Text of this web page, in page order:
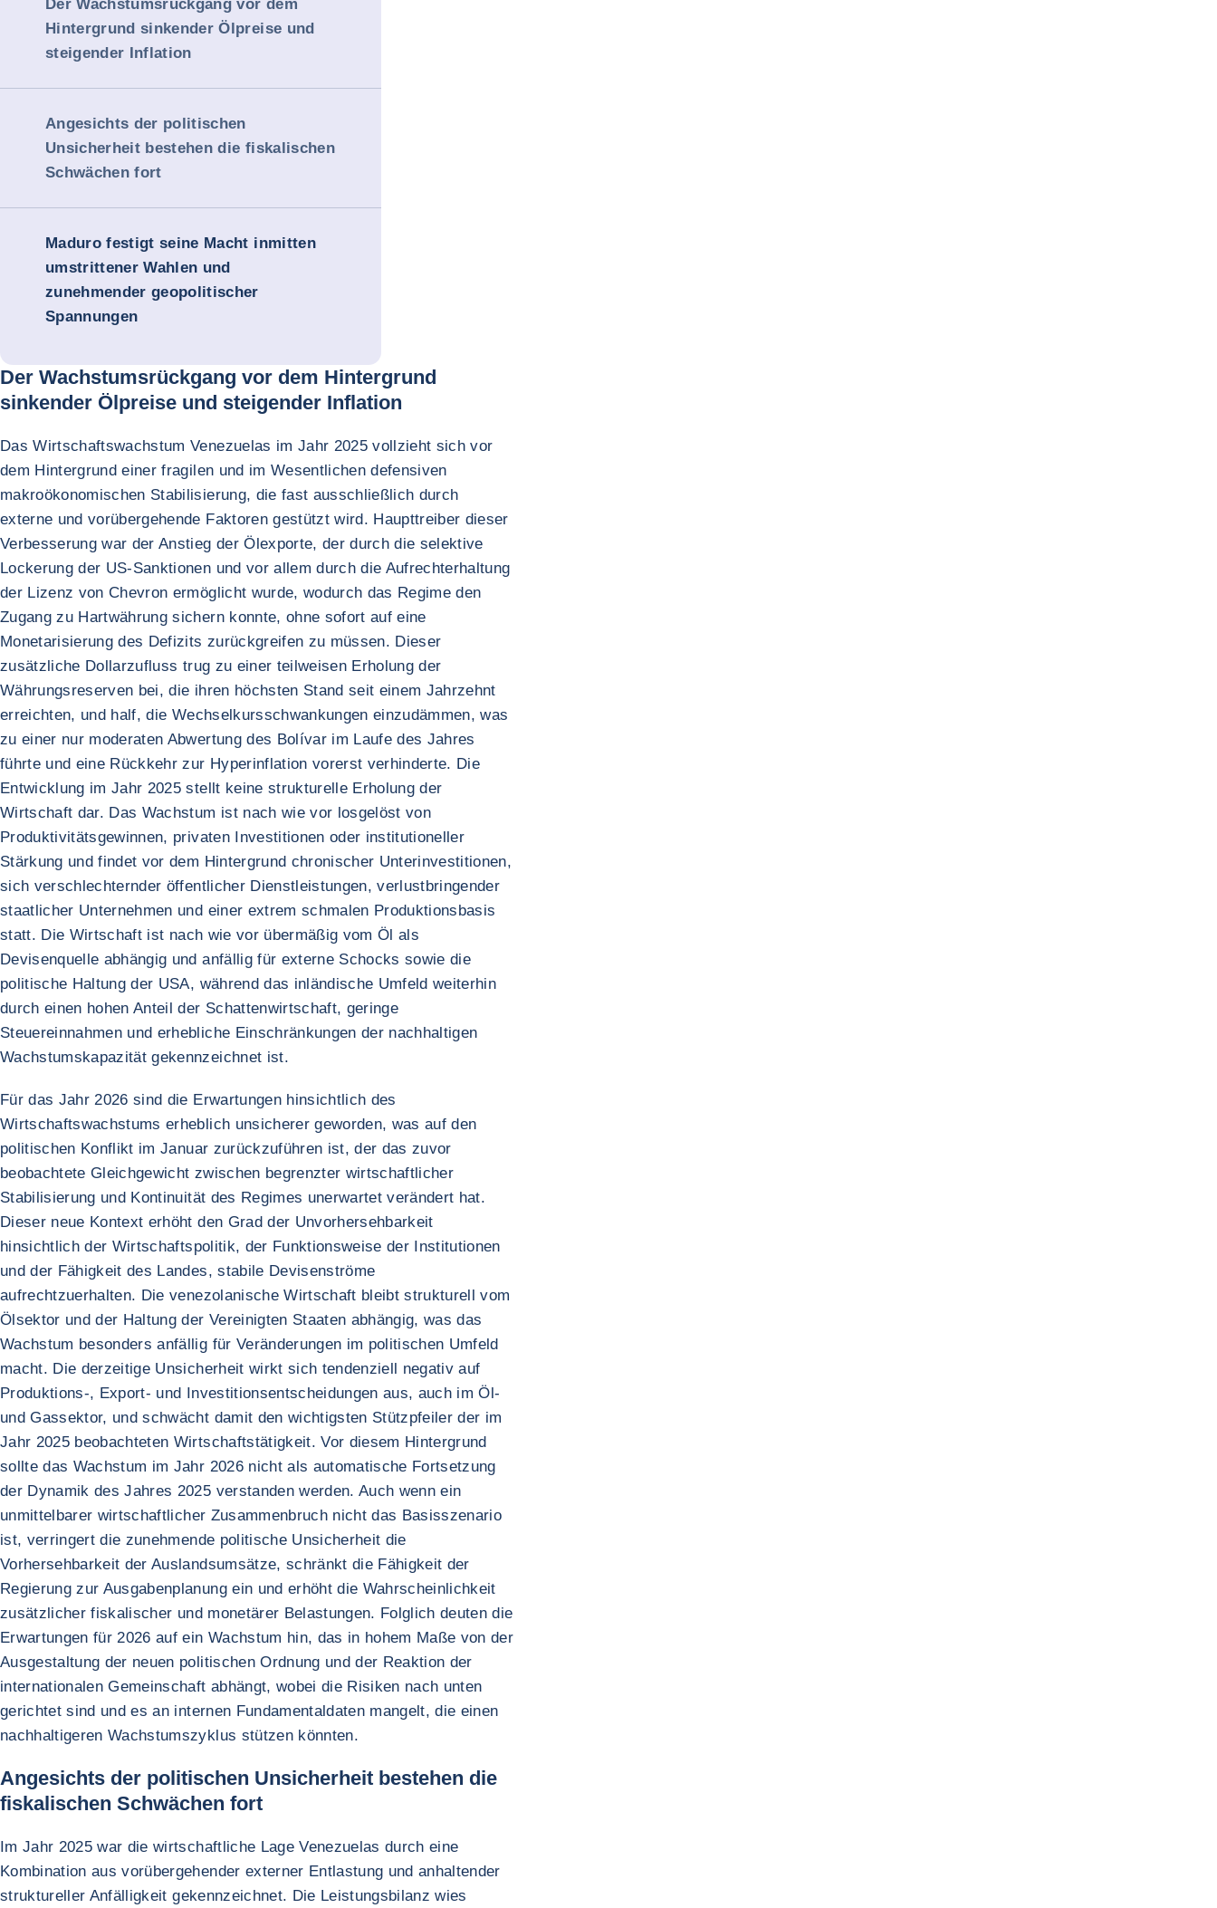
Der Wachstumsrückgang vor dem
Hintergrund sinkender Ölpreise und
steigender Inflation
Angesichts der politischen
Unsicherheit bestehen die fiskalischen
Schwächen fort
Maduro festigt seine Macht inmitten
umstrittener Wahlen und
zunehmender geopolitischer
Spannungen
Der Wachstumsrückgang vor dem Hintergrund
sinkender Ölpreise und steigender Inflation
Das Wirtschaftswachstum Venezuelas im Jahr 2025 vollzieht sich vor
dem Hintergrund einer fragilen und im Wesentlichen defensiven
makroökonomischen Stabilisierung, die fast ausschließlich durch
externe und vorübergehende Faktoren gestützt wird. Haupttreiber dieser
Verbesserung war der Anstieg der Ölexporte, der durch die selektive
Lockerung der US-Sanktionen und vor allem durch die Aufrechterhaltung
der Lizenz von Chevron ermöglicht wurde, wodurch das Regime den
Zugang zu Hartwährung sichern konnte, ohne sofort auf eine
Monetarisierung des Defizits zurückgreifen zu müssen. Dieser
zusätzliche Dollarzufluss trug zu einer teilweisen Erholung der
Währungsreserven bei, die ihren höchsten Stand seit einem Jahrzehnt
erreichten, und half, die Wechselkursschwankungen einzudämmen, was
zu einer nur moderaten Abwertung des Bolívar im Laufe des Jahres
führte und eine Rückkehr zur Hyperinflation vorerst verhinderte. Die
Entwicklung im Jahr 2025 stellt keine strukturelle Erholung der
Wirtschaft dar. Das Wachstum ist nach wie vor losgelöst von
Produktivitätsgewinnen, privaten Investitionen oder institutioneller
Stärkung und findet vor dem Hintergrund chronischer Unterinvestitionen,
sich verschlechternder öffentlicher Dienstleistungen, verlustbringender
staatlicher Unternehmen und einer extrem schmalen Produktionsbasis
statt. Die Wirtschaft ist nach wie vor übermäßig vom Öl als
Devisenquelle abhängig und anfällig für externe Schocks sowie die
politische Haltung der USA, während das inländische Umfeld weiterhin
durch einen hohen Anteil der Schattenwirtschaft, geringe
Steuereinnahmen und erhebliche Einschränkungen der nachhaltigen
Wachstumskapazität gekennzeichnet ist.
Für das Jahr 2026 sind die Erwartungen hinsichtlich des
Wirtschaftswachstums erheblich unsicherer geworden, was auf den
politischen Konflikt im Januar zurückzuführen ist, der das zuvor
beobachtete Gleichgewicht zwischen begrenzter wirtschaftlicher
Stabilisierung und Kontinuität des Regimes unerwartet verändert hat.
Dieser neue Kontext erhöht den Grad der Unvorhersehbarkeit
hinsichtlich der Wirtschaftspolitik, der Funktionsweise der Institutionen
und der Fähigkeit des Landes, stabile Devisenströme
aufrechtzuerhalten. Die venezolanische Wirtschaft bleibt strukturell vom
Ölsektor und der Haltung der Vereinigten Staaten abhängig, was das
Wachstum besonders anfällig für Veränderungen im politischen Umfeld
macht. Die derzeitige Unsicherheit wirkt sich tendenziell negativ auf
Produktions-, Export- und Investitionsentscheidungen aus, auch im Öl-
und Gassektor, und schwächt damit den wichtigsten Stützpfeiler der im
Jahr 2025 beobachteten Wirtschaftstätigkeit. Vor diesem Hintergrund
sollte das Wachstum im Jahr 2026 nicht als automatische Fortsetzung
der Dynamik des Jahres 2025 verstanden werden. Auch wenn ein
unmittelbarer wirtschaftlicher Zusammenbruch nicht das Basisszenario
ist, verringert die zunehmende politische Unsicherheit die
Vorhersehbarkeit der Auslandsumsätze, schränkt die Fähigkeit der
Regierung zur Ausgabenplanung ein und erhöht die Wahrscheinlichkeit
zusätzlicher fiskalischer und monetärer Belastungen. Folglich deuten die
Erwartungen für 2026 auf ein Wachstum hin, das in hohem Maße von der
Ausgestaltung der neuen politischen Ordnung und der Reaktion der
internationalen Gemeinschaft abhängt, wobei die Risiken nach unten
gerichtet sind und es an internen Fundamentaldaten mangelt, die einen
nachhaltigeren Wachstumszyklus stützen könnten.
Angesichts der politischen Unsicherheit bestehen die
fiskalischen Schwächen fort
Im Jahr 2025 war die wirtschaftliche Lage Venezuelas durch eine
Kombination aus vorübergehender externer Entlastung und anhaltender
struktureller Anfälligkeit gekennzeichnet. Die Leistungsbilanz wies